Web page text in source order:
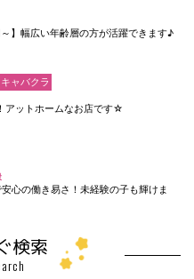
】幅広い年齢層の方が活躍できます♪
キャバクラ
アットホームなお店です☆
心の働き易さ！未経験の子も輝けま
検索